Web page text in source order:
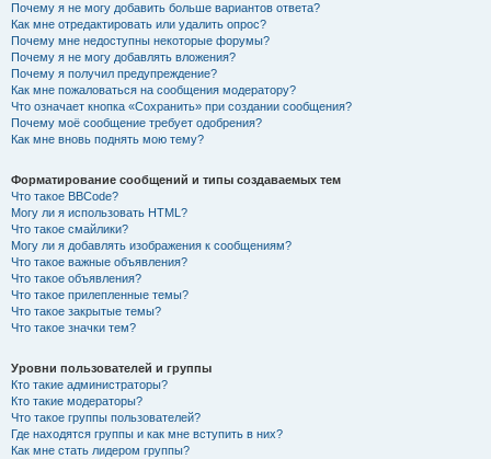
Почему я не могу добавить больше вариантов ответа?
Как мне отредактировать или удалить опрос?
Почему мне недоступны некоторые форумы?
Почему я не могу добавлять вложения?
Почему я получил предупреждение?
Как мне пожаловаться на сообщения модератору?
Что означает кнопка «Сохранить» при создании сообщения?
Почему моё сообщение требует одобрения?
Как мне вновь поднять мою тему?
Форматирование сообщений и типы создаваемых тем
Что такое BBCode?
Могу ли я использовать HTML?
Что такое смайлики?
Могу ли я добавлять изображения к сообщениям?
Что такое важные объявления?
Что такое объявления?
Что такое прилепленные темы?
Что такое закрытые темы?
Что такое значки тем?
Уровни пользователей и группы
Кто такие администраторы?
Кто такие модераторы?
Что такое группы пользователей?
Где находятся группы и как мне вступить в них?
Как мне стать лидером группы?